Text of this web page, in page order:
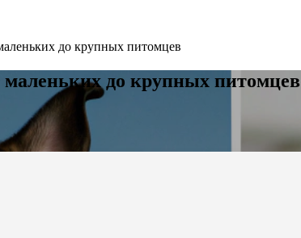
до крупных питомцев
маленьких до крупных питомцев